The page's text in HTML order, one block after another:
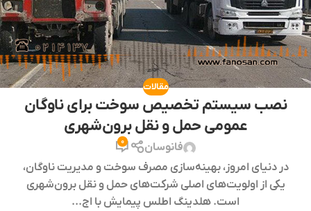
مقالات
نصب سیستم تخصیص سوخت برای ناوگان
عمومی حمل و نقل برون‌شهری
فانوسان 0
در دنیای امروز، بهینه‌سازی مصرف سوخت و مدیریت ناوگان،
یکی از اولویت‌های اصلی شرکت‌های حمل و نقل برون‌شهری
است. هلدینگ اطلس پیمایش با اج...